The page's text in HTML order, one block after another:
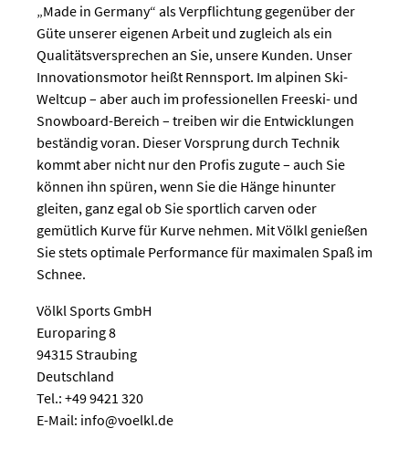
„Made in Germany“ als Verpflichtung gegenüber der
Güte unserer eigenen Arbeit und zugleich als ein
Qualitätsversprechen an Sie, unsere Kunden. Unser
Innovationsmotor heißt Rennsport. Im alpinen Ski-
Weltcup – aber auch im professionellen Freeski- und
Snowboard-Bereich – treiben wir die Entwicklungen
beständig voran. Dieser Vorsprung durch Technik
kommt aber nicht nur den Profis zugute – auch Sie
können ihn spüren, wenn Sie die Hänge hinunter
gleiten, ganz egal ob Sie sportlich carven oder
gemütlich Kurve für Kurve nehmen. Mit Völkl genießen
Sie stets optimale Performance für maximalen Spaß im
Schnee.
Völkl Sports GmbH
Europaring 8
94315 Straubing
Deutschland
Tel.: +49 9421 320
E-Mail: info@voelkl.de